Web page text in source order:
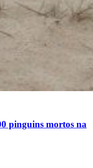
pinguins mortos na